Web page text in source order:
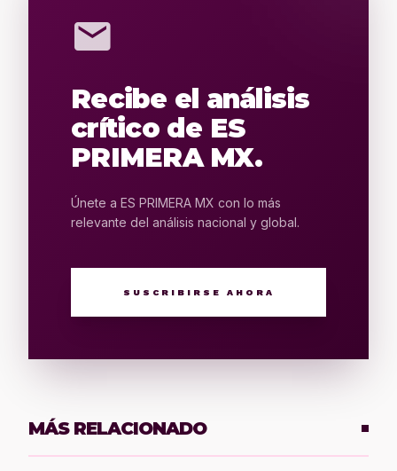
mail
Recibe el análisis
crítico de ES
PRIMERA MX.
Únete a ES PRIMERA MX con lo más
relevante del análisis nacional y global.
SUSCRIBIRSE AHORA
MÁS RELACIONADO